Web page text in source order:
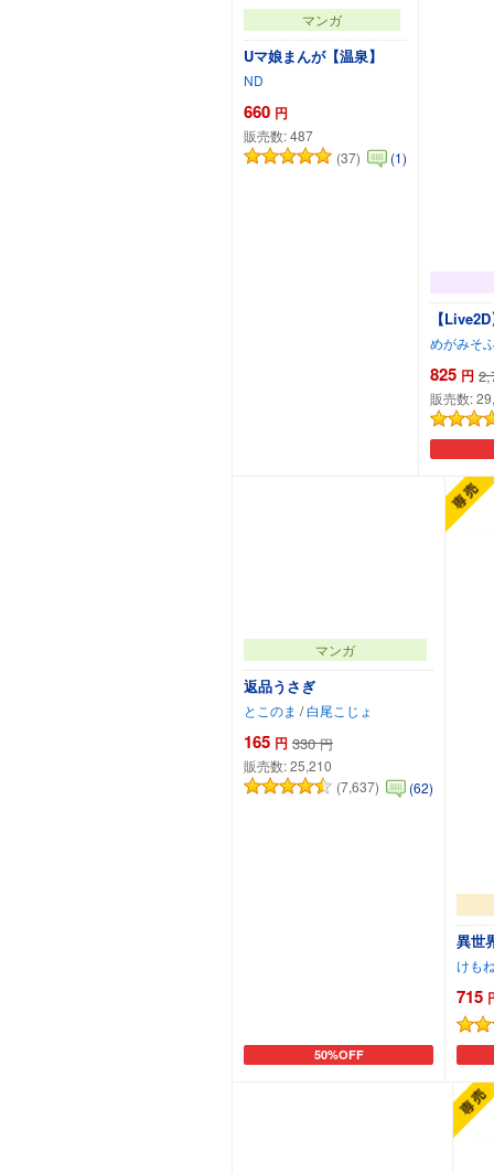
マンガ
Uマ娘まんが【温泉】
ND
660 円
販売数:487
(37)
(1)
めがみそ
825 円
販売数:
マンガ
返品うさぎ
とこのま /白尾こじょ
165 円 330 円
販売数:25,210
(7,637)
(62)
50%OFF
カートに追加
異世
けも
715